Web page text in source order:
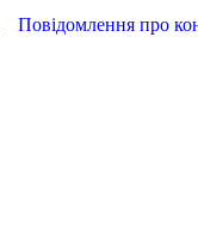
Повідомлення про